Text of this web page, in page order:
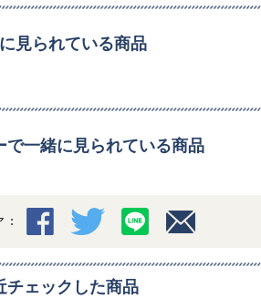
見られている商品
で一緒に見られている商品
チェックした商品